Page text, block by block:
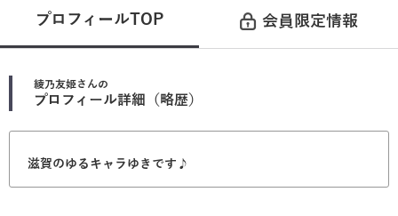
プロフィールTOP 会員限定情報
綾乃友姫さんの
プロフィール詳細（略歴）
滋賀のゆるキャラゆきです♪